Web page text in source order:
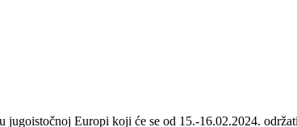
jugoistočnoj Europi koji će se od 15.-16.02.2024.